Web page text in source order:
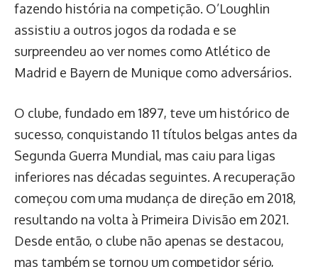
fazendo história na competição. O’Loughlin
assistiu a outros jogos da rodada e se
surpreendeu ao ver nomes como Atlético de
Madrid e Bayern de Munique como adversários.
O clube, fundado em 1897, teve um histórico de
sucesso, conquistando 11 títulos belgas antes da
Segunda Guerra Mundial, mas caiu para ligas
inferiores nas décadas seguintes. A recuperação
começou com uma mudança de direção em 2018,
resultando na volta à Primeira Divisão em 2021.
Desde então, o clube não apenas se destacou,
mas também se tornou um competidor sério,